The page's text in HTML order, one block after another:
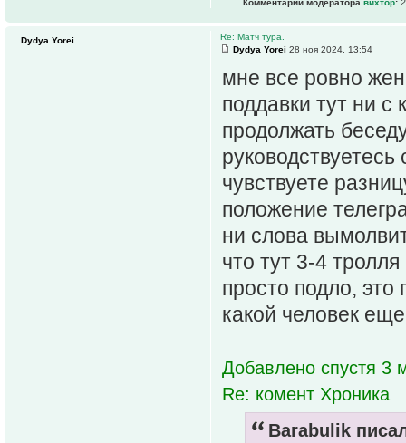
Re: Матч тура.
Dydya Yorei 28 ноя 2024, 13:54
мне все ровно
поддавки тут ни
продолжать
чувствуете
положение
ни слова
что тут 3-4
просто подло,
какой человек
Добавлено спустя 3
Re: комент Хроника
Barabulik
Dydya Yorei